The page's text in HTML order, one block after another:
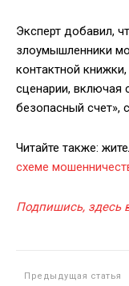
Эксперт добавил,
злоумышленники
контактной
сценарии, включая
безопасный счет»,
Читайте также:
схеме
Подпишись, здесь
Предыдущая статья